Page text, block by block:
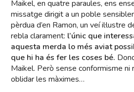
Maikel, en quatre paraules, ens
missatge dirigit a un poble
pèrdua d’en Ramon, un veí il·lustre
rebla clarament: l’únic que
aquesta merda lo més aviat
que hi ha és fer les coses bé.
Maikel. Però sense conformisme ni
oblidar les màximes…